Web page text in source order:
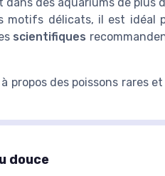
motifs délicats, il est idéal
scientifiques
des poissons rares
douce